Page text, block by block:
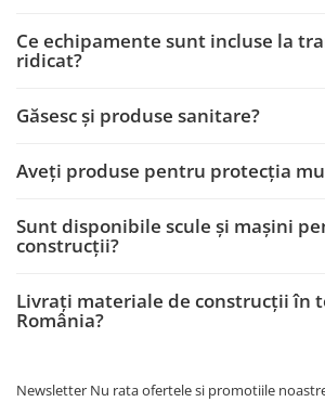
Ce echipamente sunt incluse la
ridicat?
Găsesc și produse sanitare?
Aveți produse pentru protecția
Sunt disponibile scule și mașini
construcții?
Livrați materiale de construcții în
România?
Newsletter Nu rata ofertele si promotiile